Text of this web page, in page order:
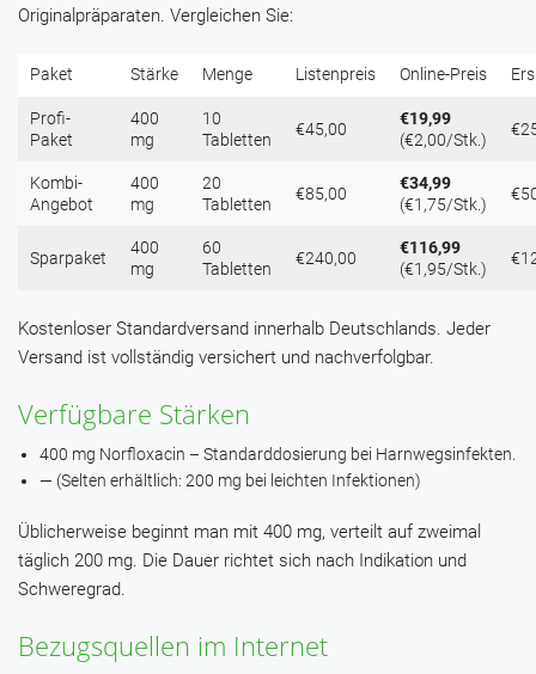
Originalpräparaten. Vergleichen Sie:
Paket Stärke Menge Listenpreis Online-Preis
Profi-
Paket
400
mg
10
Tabletten
€45,00
€19,99
(€2,00/Stk.)
Kombi-
Angebot
400
mg
20
Tabletten
€85,00
€34,99
(€1,75/Stk.)
Sparpaket
400
mg
60
Tabletten
€240,00
€116,99
(€1,95/Stk.)
Kostenloser Standardversand innerhalb Deutschlands. Jeder
Versand ist vollständig versichert und nachverfolgbar.
Verfügbare Stärken
400 mg Norfloxacin – Standarddosierung bei Harnwegsinfekten.
— (Selten erhältlich: 200 mg bei leichten Infektionen)
Üblicherweise beginnt man mit 400 mg, verteilt auf zweimal
täglich 200 mg. Die Dauer richtet sich nach Indikation und
Schweregrad.
Bezugsquellen im Internet